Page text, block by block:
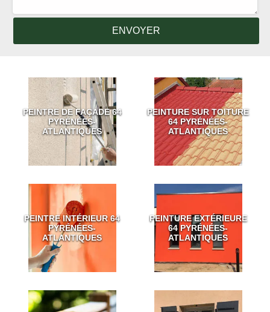
PEINTRE DE FAÇADE 64
PYRÉNÉES-
ATLANTIQUES
PEINTURE SUR TOITURE
64 PYRÉNÉES-
ATLANTIQUES
PEINTRE INTÉRIEUR 64
PYRÉNÉES-
ATLANTIQUES
PEINTURE EXTÉRIEURE
64 PYRÉNÉES-
ATLANTIQUES